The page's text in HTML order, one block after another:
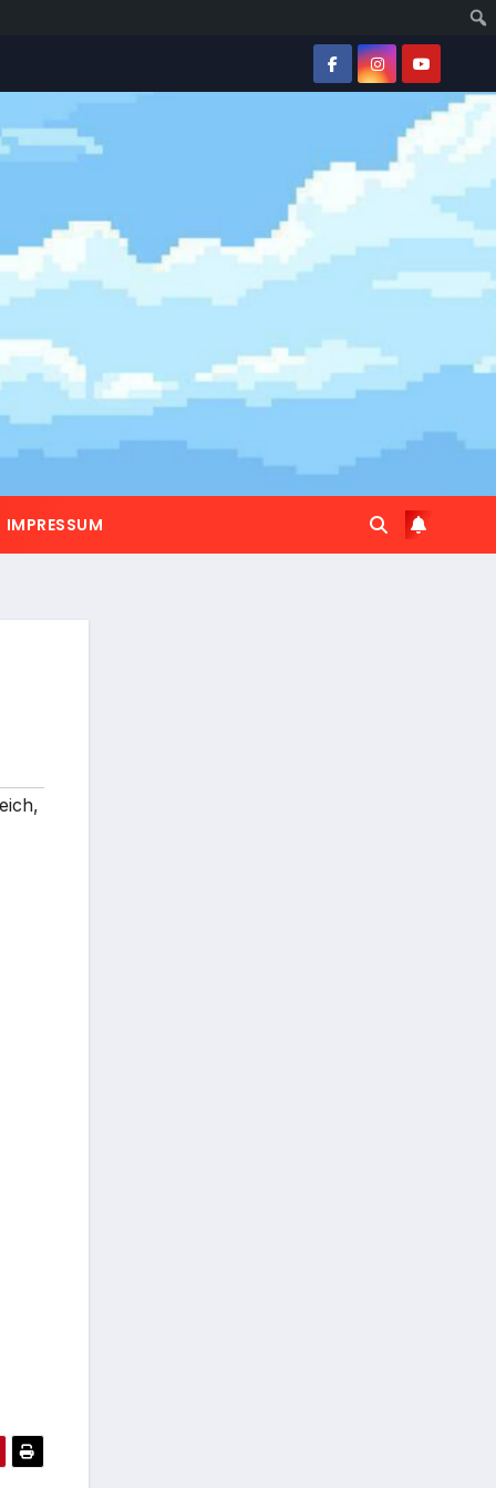
IMPRESSUM
,